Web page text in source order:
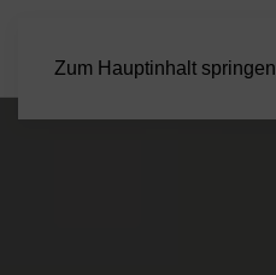
Zum Hauptinhalt springen